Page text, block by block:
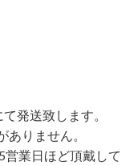
発送致します。
りません。
業日ほど頂戴して